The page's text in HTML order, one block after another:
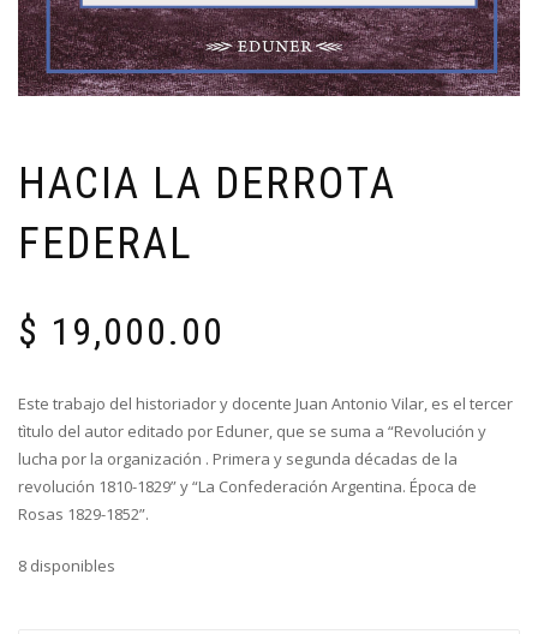
HACIA LA DERROTA
FEDERAL
$ 19,000.00
Este trabajo del historiador y docente Juan Antonio Vilar, es el tercer
tìtulo del autor editado por Eduner, que se suma a “Revolución y
lucha por la organización . Primera y segunda décadas de la
revolución 1810-1829” y “La Confederación Argentina. Época de
Rosas 1829-1852”.
8 disponibles